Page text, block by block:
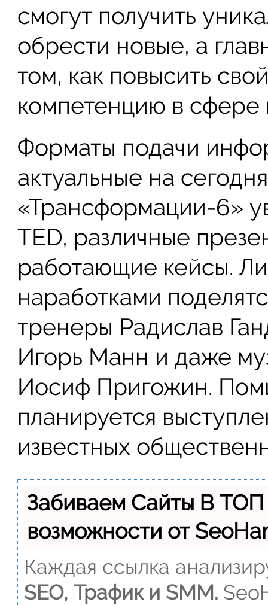
смогут получить
обрести новые, а
том, как повысить
компетенцию в сфере
Форматы подачи
актуальные на
«Трансформации-6»
TED, различные
работающие кейсы.
наработками
тренеры Радислав
Игорь Манн и даже
Иосиф Пригожин.
планируется
известных
Забиваем Сайты В
возможности от
Каждая ссылка
SEO, Трафик и SMM.